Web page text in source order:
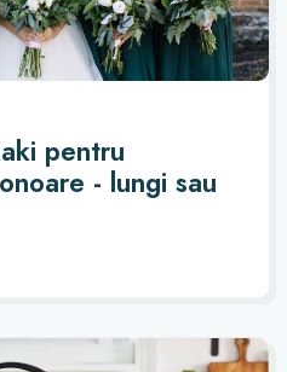
pentru
- lungi sau